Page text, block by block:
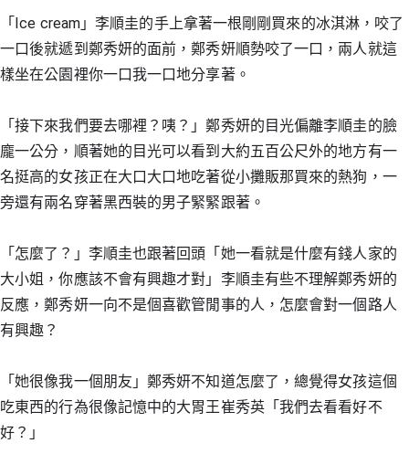
「Ice cream」李順圭的手上拿著一根剛剛買來的冰淇淋，咬了
一口後就遞到鄭秀妍的面前，鄭秀妍順勢咬了一口，兩人就這
樣坐在公園裡你一口我一口地分享著。
「接下來我們要去哪裡？咦？」鄭秀妍的目光偏離李順圭的臉
龐一公分，順著她的目光可以看到大約五百公尺外的地方有一
名挺高的女孩正在大口大口地吃著從小攤販那買來的熱狗，一
旁還有兩名穿著黑西裝的男子緊緊跟著。
「怎麼了？」李順圭也跟著回頭「她一看就是什麼有錢人家的
大小姐，你應該不會有興趣才對」李順圭有些不理解鄭秀妍的
反應，鄭秀妍一向不是個喜歡管閒事的人，怎麼會對一個路人
有興趣？
「她很像我一個朋友」鄭秀妍不知道怎麼了，總覺得女孩這個
吃東西的行為很像記憶中的大胃王崔秀英「我們去看看好不
好？」